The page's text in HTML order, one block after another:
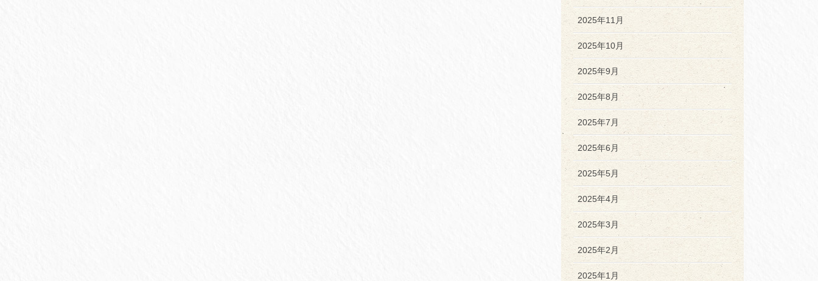
2025年11月
2025年10月
2025年9月
2025年8月
2025年7月
2025年6月
2025年5月
2025年4月
2025年3月
2025年2月
2025年1月